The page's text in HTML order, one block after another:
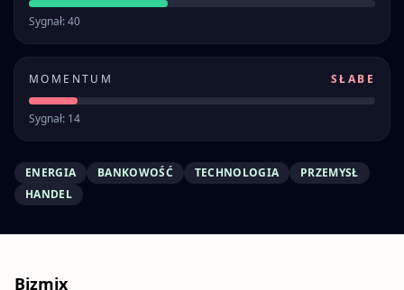
Sygnał: 40
MOMENTUM SŁABE
Sygnał: 14
ENERGIA BANKOWOŚĆ TECHNOLOGIA
PRZEMYSŁ
HANDEL
Bizmix